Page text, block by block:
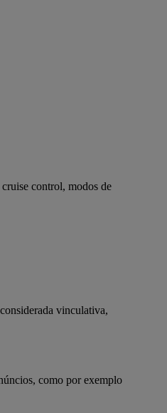
control, modos de
vinculativa,
como por exemplo